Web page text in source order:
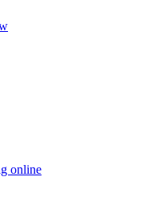
online